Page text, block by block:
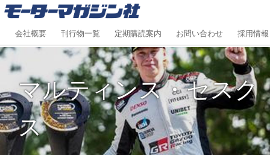
会社概要 刊行物一覧 定期購読案内 お問い合わせ 採用情報
マルティンス・セスク
ス